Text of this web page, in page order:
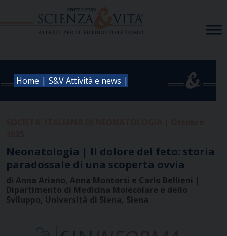
Home | S&V Attività e news |
Neonatologia | Il dolore del feto: storia
paradossale di una scoperta ovvia
di Anna Ariano, Anna Montorsi e Carlo Bellieni |
Dipartimento di Medicina Molecolare e dello
Sviluppo, Università di Siena, Siena